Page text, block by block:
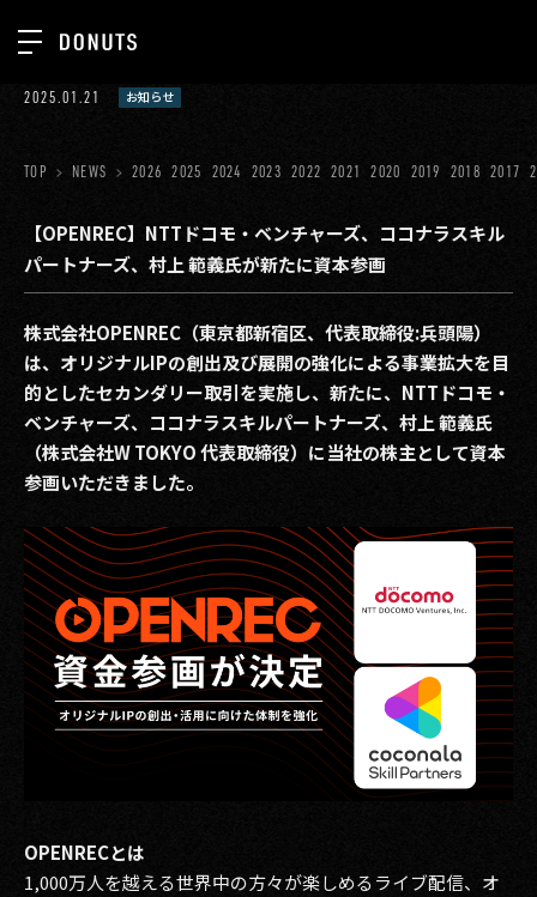
ジョブカン
ゲーム
ミクチャ
医療(CLIUS)
出版メディア
美少女図鑑
イベント
その他事業
2026
2025
TOP
ABOUT
SERVICES
GROUP
RECRUIT
CONTACT
PRIVACY POLICY
2025.01.21 お知らせ
TOP NEWS 2026 2025 2024 2023 2022 2021 2020 2019 2018 2017
【OPENREC】NTTドコモ・ベンチャーズ、ココナラスキル
パートナーズ、村上 範義氏が新たに資本参画
株式会社OPENREC（東京都新宿区、代表取締役:兵頭陽）
は、オリジナルIPの創出及び展開の強化による事業拡大を目
的としたセカンダリー取引を実施し、新たに、NTTドコモ・
ベンチャーズ、ココナラスキルパートナーズ、村上 範義氏
（株式会社W TOKYO 代表取締役）に当社の株主として資本
参画いただきました。
OPENRECとは
1,000万人を越える世界中の方々が楽しめるライブ配信、オ